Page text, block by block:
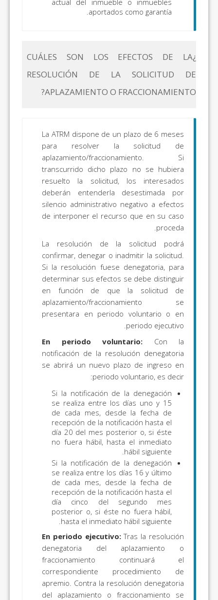
aportados como garantía.
¿CUÁLES SON LOS EFECTOS DE LA
RESOLUCIÓN DE LA SOLICITUD DE
APLAZAMIENTO O FRACCIONAMIENTO?
La ATRM dispone de un plazo de 6 meses
para resolver la solicitud de
aplazamiento/fraccionamiento. Si
transcurrido dicho plazo no se hubiera
resuelto la solicitud, los interesados
deberán entenderla desestimada por
silencio administrativo negativo a efectos
de interponer el recurso que en su caso
proceda.
La resolución de la solicitud podrá
confirmar, denegar o inadmitir la solicitud.
Si la resolución fuese denegatoria, para
determinar sus efectos se debe distinguir
en función de que la solicitud de
aplazamiento/fraccionamiento se
presentara en periodo voluntario o en
periodo ejecutivo.
En periodo voluntario: Con la
notificación de la resolución denegatoria
se abrirá un nuevo plazo de ingreso en
periodo voluntario, es decir:
Si la notificación de la denegación
se realiza entre los días uno y 15
de cada mes, desde la fecha de
recepción de la notificación hasta el
día 20 del mes posterior o, si éste
no fuera hábil, hasta el inmediato
hábil siguiente.
Si la notificación de la denegación
se realiza entre los días 16 y último
de cada mes, desde la fecha de
recepción de la notificación hasta el
día cinco del segundo mes
posterior o, si éste no fuera hábil,
hasta el inmediato hábil siguiente.
En periodo ejecutivo:Tras la resolución
denegatoria del aplazamiento o
fraccionamiento continuará el
correspondiente procedimiento de
apremio. Contra la resolución denegatoria
del aplazamiento o fraccionamiento se